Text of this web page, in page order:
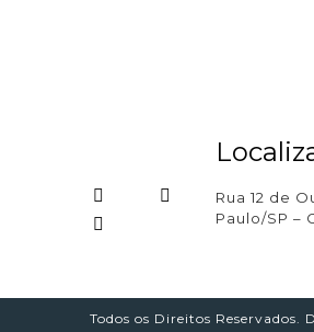
Rua 12 de
Paulo/SP –
Todos os Direitos Reservados.